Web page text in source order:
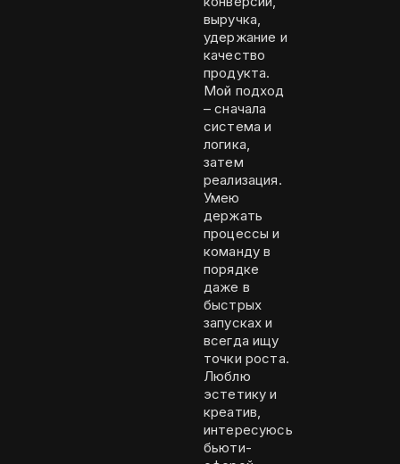
выручка,
удержание и
качество
продукта.
Мой подход
– сначала
система и
логика,
затем
реализация.
Умею
держать
процессы и
команду в
порядке
даже в
быстрых
запусках и
всегда ищу
точки роста.
Люблю
эстетику и
креатив,
интересуюсь
бьюти-